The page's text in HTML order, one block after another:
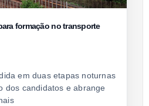
formação no transporte
em duas etapas noturnas
dos candidatos e abrange